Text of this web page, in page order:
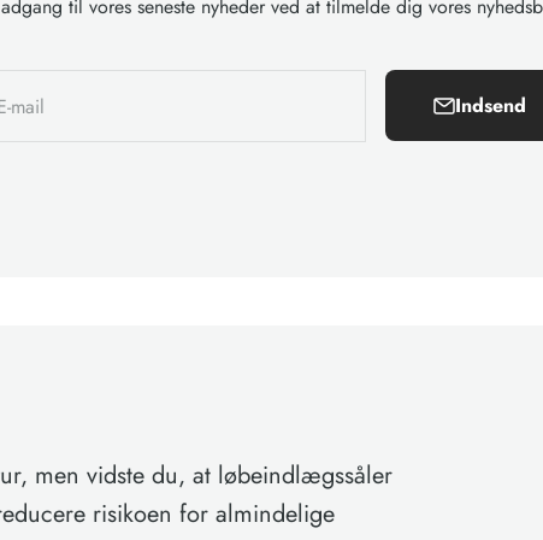
til vores seneste nyheder ved at tilmelde dig vores
mail Indsend
men vidste du, at løbeindlægssåler
risikoen for almindelige